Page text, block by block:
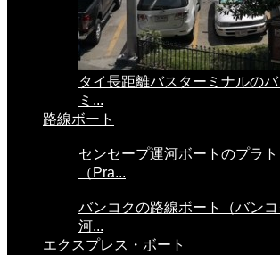
タイ長距離バスターミナルの
ミ...
路線ボート
センセープ運河ボートのプラ
（Pra...
バンコクの路線ボート（バン
河...
エクスプレス・ボート